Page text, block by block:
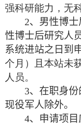
强科研能力，无
2、 男性博士
性博士后研究人
系统进站之日到
个月）且本站未
人员。
3、 在职身份
现役军人除外。
4、 申请项